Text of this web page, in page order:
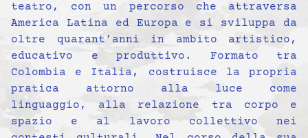
teatro, con un percorso che attraversa
America Latina ed Europa e si sviluppa da
oltre quarant’anni in ambito artistico,
educativo e produttivo. Formato tra
Colombia e Italia, costruisce la propria
pratica attorno alla luce come
linguaggio, alla relazione tra corpo e
spazio e al lavoro collettivo nei